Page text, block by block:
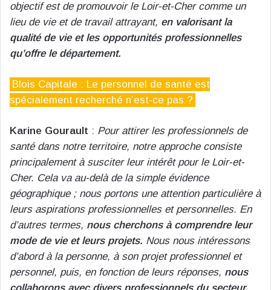
objectif est de promouvoir le Loir-et-Cher comme un
lieu de vie et de travail attrayant, en valorisant la
qualité de vie et les opportunités professionnelles
qu’offre le département.
Blois Capitale : Le personnel de santé est
spécialement recherché n’est-ce pas ?
Karine Gourault : Pour attirer les professionnels de
santé dans notre territoire, notre approche consiste
principalement à susciter leur intérêt pour le Loir-et-
Cher. Cela va au-delà de la simple évidence
géographique ; nous portons une attention particulière à
leurs aspirations professionnelles et personnelles. En
d’autres termes, nous cherchons à comprendre leur
mode de vie et leurs projets. Nous nous intéressons
d’abord à la personne, à son projet professionnel et
personnel, puis, en fonction de leurs réponses, nous